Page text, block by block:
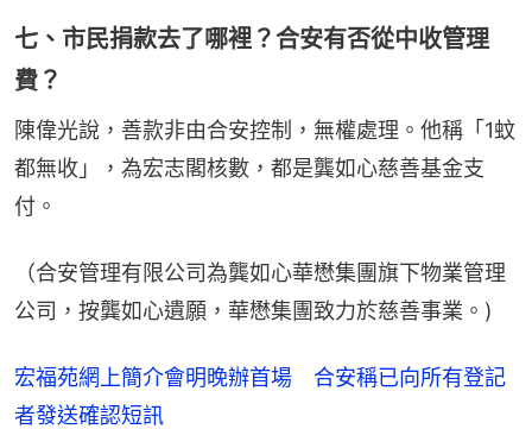
七、市民捐款去了哪裡？合安有否從中收管理
費？
陳偉光說，善款非由合安控制，無權處理。他稱「1蚊
都無收」，為宏志閣核數，都是龔如心慈善基金支
付。
（合安管理有限公司為龔如心華懋集團旗下物業管理
公司，按龔如心遺願，華懋集團致力於慈善事業。)
宏福苑網上簡介會明晚辦首場 合安稱已向所有登記
者發送確認短訊